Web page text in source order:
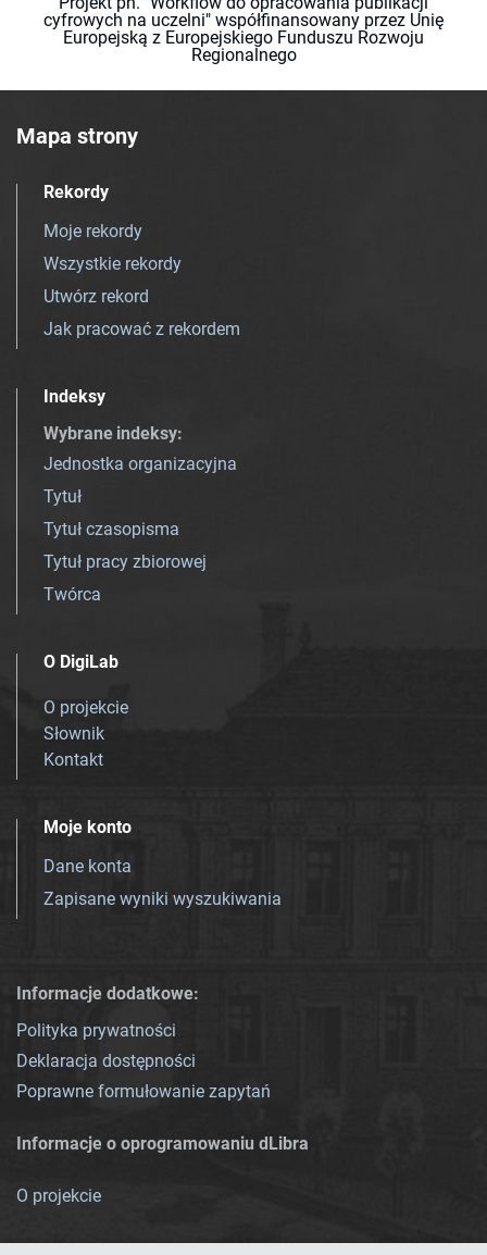
cyfrowych na uczelni" współfinansowany przez Unię
Europejską z Europejskiego Funduszu Rozwoju
Regionalnego
Mapa strony
Rekordy
Moje rekordy
Wszystkie rekordy
Utwórz rekord
Jak pracować z rekordem
Indeksy
Wybrane indeksy:
Jednostka organizacyjna
Tytuł
Tytuł czasopisma
Tytuł pracy zbiorowej
Twórca
O DigiLab
O projekcie
Słownik
Kontakt
Moje konto
Dane konta
Zapisane wyniki wyszukiwania
Informacje dodatkowe:
Polityka prywatności
Deklaracja dostępności
Poprawne formułowanie zapytań
Informacje o oprogramowaniu dLibra
O projekcie